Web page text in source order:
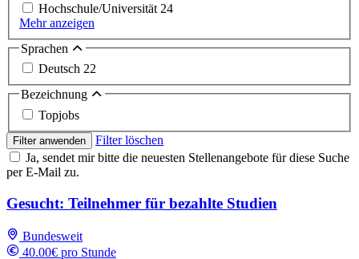
Hochschule/Universität 24
Mehr anzeigen
Sprachen
Deutsch 22
Bezeichnung
Topjobs
Filter anwenden
Filter löschen
Ja, sendet mir bitte die neuesten Stellenangebote für diese Suche
per E-Mail zu.
Gesucht: Teilnehmer für bezahlte Studien
Bundesweit
40.00€ pro Stunde